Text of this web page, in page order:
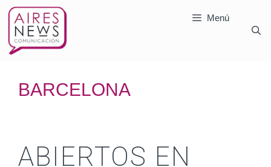
Menú
BARCELONA
ABIERTOS EN